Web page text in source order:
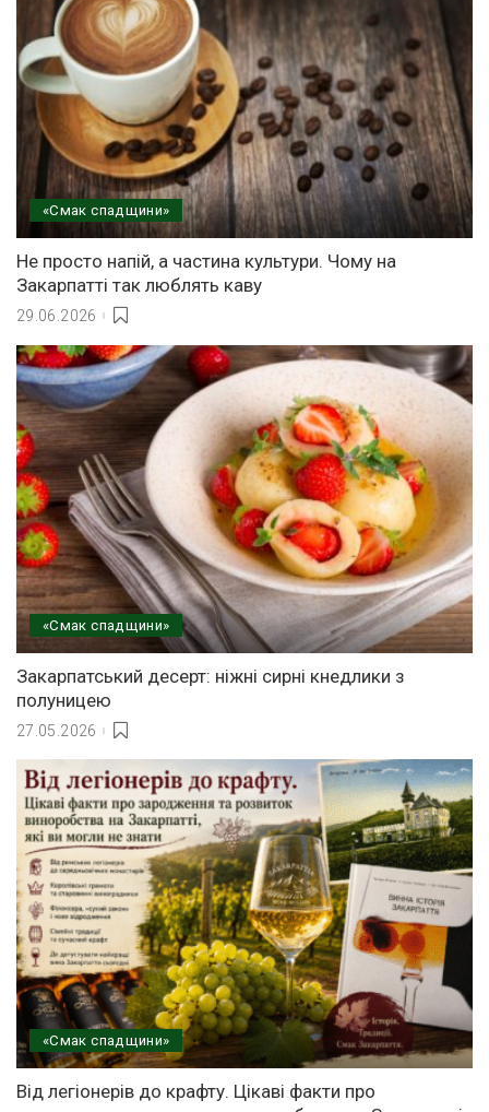
«Смак спадщини»
Не просто напій, а частина культури. Чому на
Закарпатті так люблять каву
29.06.2026
«Смак спадщини»
Закарпатський десерт: ніжні сирні кнедлики з
полуницею
27.05.2026
«Смак спадщини»
Від легіонерів до крафту. Цікаві факти про